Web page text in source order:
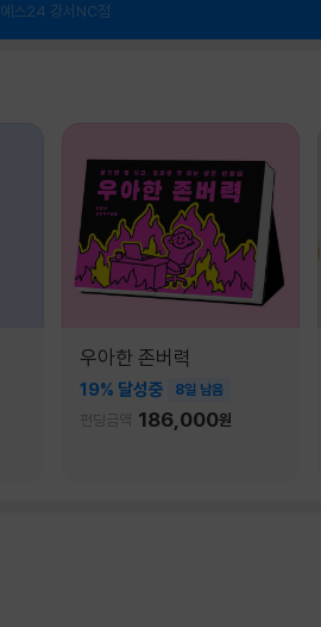
예스24 강서NC점
우아한 존버력
19% 달성중 8일 남음
펀딩금액 186,000원